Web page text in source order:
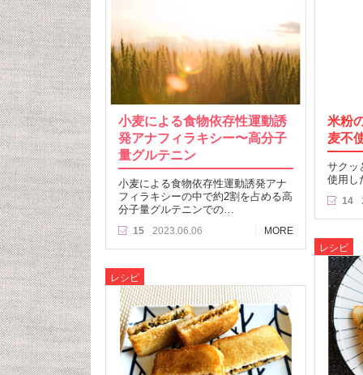
小麦による食物依存性運動誘
発アナフィラキシー〜高分子
量グルテニン
小麦による食物依存性運動誘発アナ
フィラキシーの中で約2割を占める高
分子量グルテニンでの…
15 2023.06.06 MORE
米粉
麦不
サクッ
使用
14
レシピ
レシピ